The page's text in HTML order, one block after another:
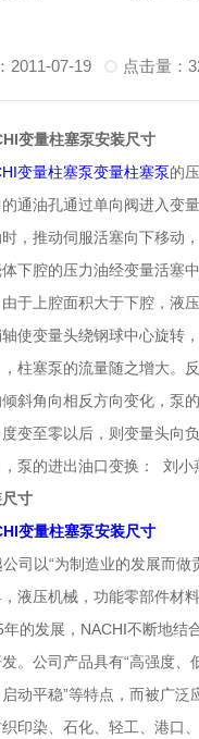
2011-07-19 点击量：
变量柱塞泵安装尺寸
变量柱塞泵变量柱塞泵的
通油孔通过单向阀进入变
，推动伺服活塞向下移动
下腔的压力油经变量活塞
于上腔面积大于下腔，液
使变量头绕钢球中心旋转
柱塞泵的流量随之增大。
斜角向相反方向变化，泵
变至零以后，则变量头向
泵的进出油口变换： 刘小
寸
变量柱塞泵安装尺寸
司以“为制造业的发展而做
液压机械，功能零部件材
的发展，NACHI不断地结
。公司产品具有“高强度、
动平稳”等特点，而被广泛
印染、石化、轻工、港口